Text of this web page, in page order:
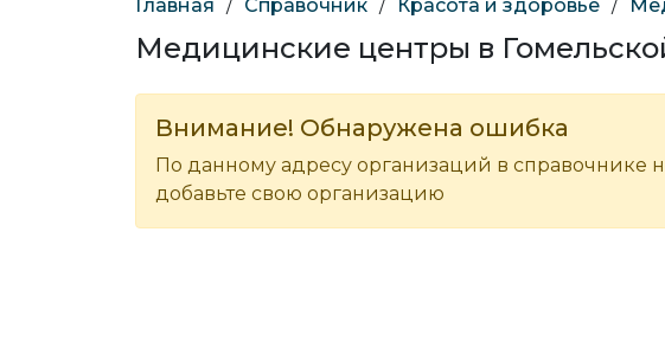
Главная / Справочник / Красота и здоровье /
Медицинские центры в
Внимание! Обнаружена ошибка
По данному адресу организаций в справочнике
добавьте свою организацию